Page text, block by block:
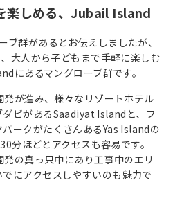
楽しめる、Jubail Island
ブ群があるとお伝えしましたが、
大人から子どもまで手軽に楽しむ
にあるマングローブ群です。
が進み、様々なリゾートホテル
ビがあるSaadiyat Islandと、フ
ークがたくさんあるYas Islandの
分ほどとアクセスも容易です。
の真っ只中にあり工事中のエリ
にアクセスしやすいのも魅力で